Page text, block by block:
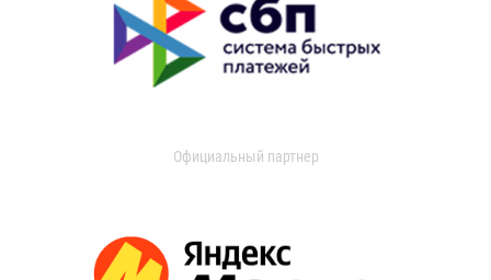
Официальный партнер